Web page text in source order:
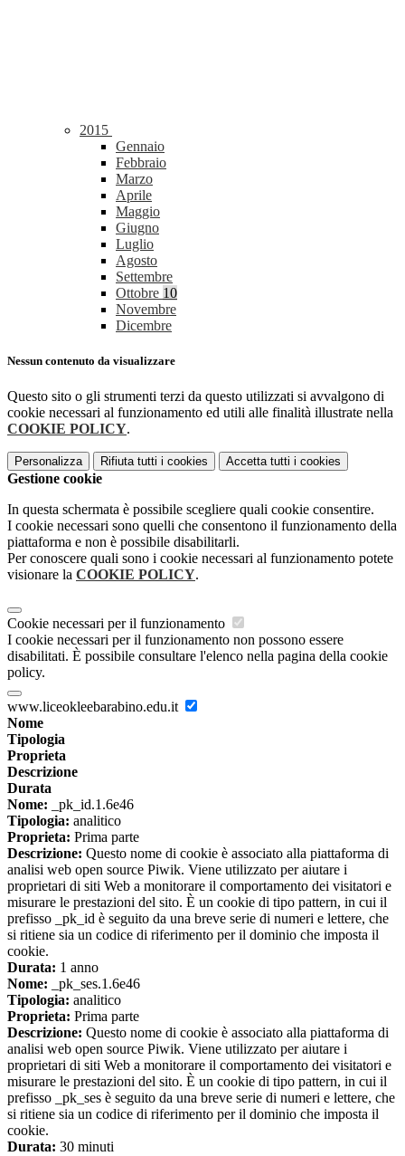
2015
Gennaio
Febbraio
Marzo
Aprile
Maggio
Giugno
Luglio
Agosto
Settembre
Ottobre 10
Novembre
Dicembre
Nessun contenuto da visualizzare
Questo sito o gli strumenti terzi da questo utilizzati si avvalgono di
cookie necessari al funzionamento ed utili alle finalità illustrate nella
COOKIE POLICY.
Personalizza Rifiuta tutti i cookies Accetta tutti i cookies
Gestione cookie
In questa schermata è possibile scegliere quali cookie consentire.
I cookie necessari sono quelli che consentono il funzionamento della
piattaforma e non è possibile disabilitarli.
Per conoscere quali sono i cookie necessari al funzionamento potete
visionare la COOKIE POLICY.
Cookie necessari per il funzionamento
I cookie necessari per il funzionamento non possono essere
disabilitati. È possibile consultare l'elenco nella pagina della cookie
policy.
www.liceokleebarabino.edu.it
Nome
Tipologia
Proprieta
Descrizione
Durata
Nome: _pk_id.1.6e46
Tipologia: analitico
Proprieta: Prima parte
Descrizione: Questo nome di cookie è associato alla piattaforma di
analisi web open source Piwik. Viene utilizzato per aiutare i
proprietari di siti Web a monitorare il comportamento dei visitatori e
misurare le prestazioni del sito. È un cookie di tipo pattern, in cui il
prefisso _pk_id è seguito da una breve serie di numeri e lettere, che
si ritiene sia un codice di riferimento per il dominio che imposta il
cookie.
Durata: 1 anno
Nome: _pk_ses.1.6e46
Tipologia: analitico
Proprieta: Prima parte
Descrizione: Questo nome di cookie è associato alla piattaforma di
analisi web open source Piwik. Viene utilizzato per aiutare i
proprietari di siti Web a monitorare il comportamento dei visitatori e
misurare le prestazioni del sito. È un cookie di tipo pattern, in cui il
prefisso _pk_ses è seguito da una breve serie di numeri e lettere, che
si ritiene sia un codice di riferimento per il dominio che imposta il
cookie.
Durata: 30 minuti